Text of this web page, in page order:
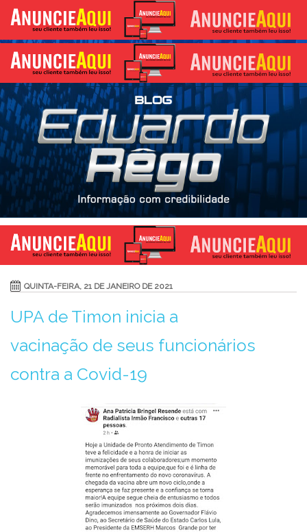
QUINTA-FEIRA, 21 DE JANEIRO DE 2021
UPA de Timon inicia a
vacinação de seus funcionários
contra a Covid-19